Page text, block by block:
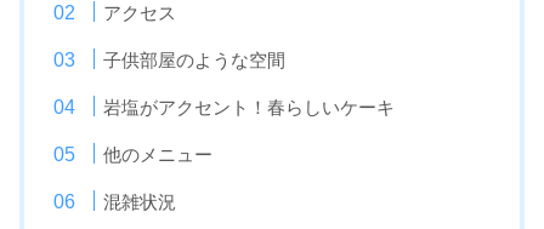
アクセス
子供部屋のような空間
岩塩がアクセント！春らしいケーキ
他のメニュー
混雑状況